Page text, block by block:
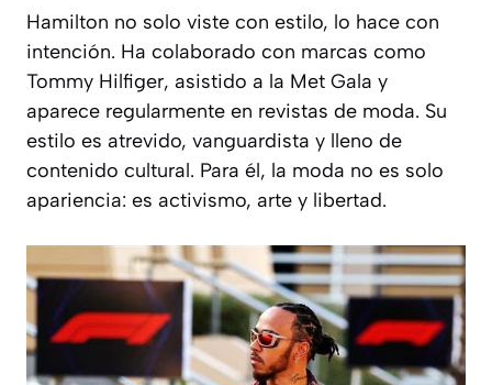
Hamilton no solo viste con estilo, lo hace con
intención. Ha colaborado con marcas como
Tommy Hilfiger, asistido a la Met Gala y
aparece regularmente en revistas de moda. Su
estilo es atrevido, vanguardista y lleno de
contenido cultural. Para él, la moda no es solo
apariencia: es activismo, arte y libertad.